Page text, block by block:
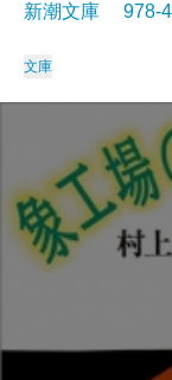
新潮文庫 978-
文庫